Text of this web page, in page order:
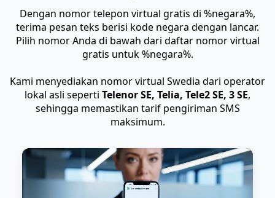
Dengan nomor telepon virtual gratis di %negara%,
terima pesan teks berisi kode negara dengan lancar.
Pilih nomor Anda di bawah dari daftar nomor virtual
gratis untuk %negara%.
Kami menyediakan nomor virtual Swedia dari operator
lokal asli seperti Telenor SE, Telia, Tele2 SE, 3 SE,
sehingga memastikan tarif pengiriman SMS
maksimum.